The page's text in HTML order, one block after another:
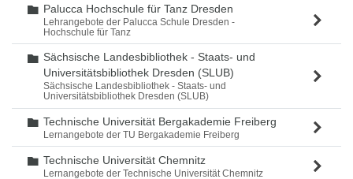
Ordner
Palucca Hochschule für Tanz Dresden
Lehrangebote der Palucca Schule Dresden -
Hochschule für Tanz
Ordner
Sächsische Landesbibliothek - Staats- und
Universitätsbibliothek Dresden (SLUB)
Sächsische Landesbibliothek - Staats- und
Universitätsbibliothek Dresden (SLUB)
Ordner
Technische Universität Bergakademie Freiberg
Lernangebote der TU Bergakademie Freiberg
Ordner
Technische Universität Chemnitz
Lernangebote der Technische Universität Chemnitz